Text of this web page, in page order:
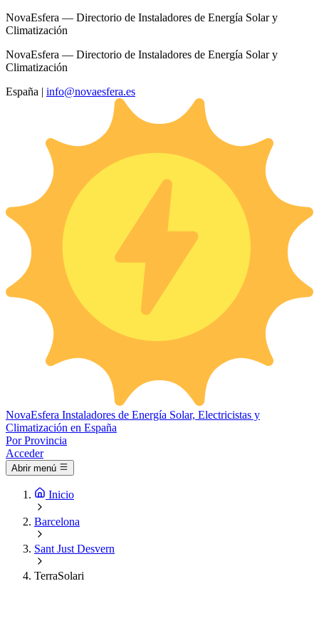
NovaEsfera — Directorio de Instaladores de Energía Solar y
Climatización
NovaEsfera — Directorio de Instaladores de Energía Solar y
Climatización
España | info@novaesfera.es
NovaEsfera Instaladores de Energía Solar, Electricistas y
Climatización en España
Por Provincia
Acceder
Abrir menú
Inicio
Barcelona
Sant Just Desvern
TerraSolari